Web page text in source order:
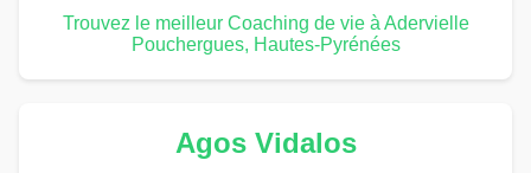
Trouvez le meilleur Coaching de vie à Adervielle
Pouchergues, Hautes-Pyrénées
Agos Vidalos